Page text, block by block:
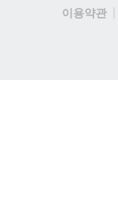
이용약관